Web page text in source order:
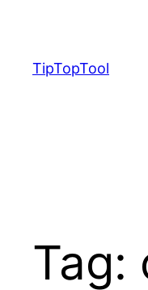
content
TipTopTool
Tag: